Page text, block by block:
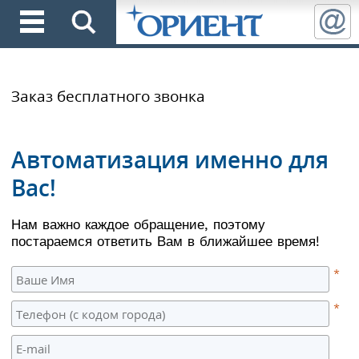
Заказ бесплатного звонка
Автоматизация именно для
Вас!
Нам важно каждое обращение, поэтому
постараемся ответить Вам в ближайшее время!
*
*